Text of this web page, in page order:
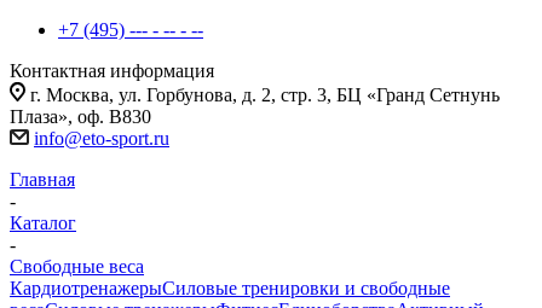
+7 (495) --- - -- - --
Контактная информация
г. Москва, ул. Горбунова, д. 2, стр. 3, БЦ «Гранд Сетнунь
Плаза», оф. В830
info@eto-sport.ru
Главная
-
Каталог
-
Свободные веса
КардиотренажерыСиловые тренировки и свободные